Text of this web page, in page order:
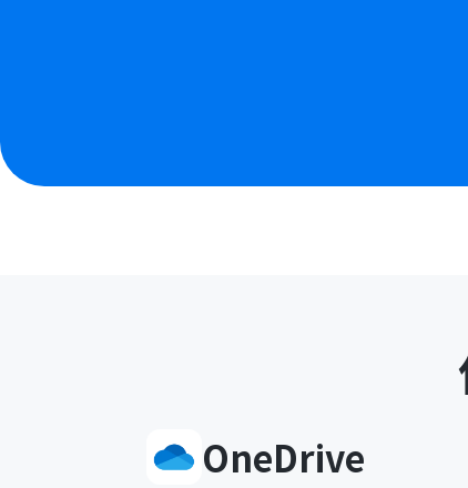
OneDrive